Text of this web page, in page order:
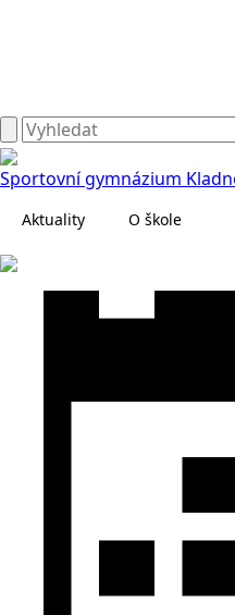
Sportovní gymnázium
Aktuality O škole